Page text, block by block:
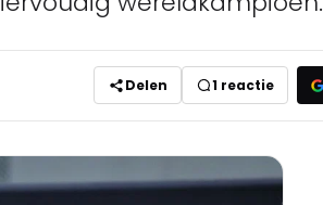
Delen 1 reactie